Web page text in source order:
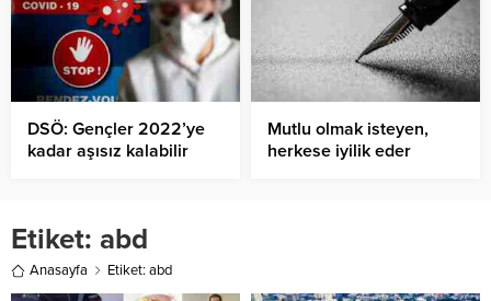
DSÖ: Gençler 2022’ye
kadar aşısız kalabilir
Mutlu olmak isteyen,
herkese iyilik eder
Etiket: abd
Anasayfa Etiket: abd